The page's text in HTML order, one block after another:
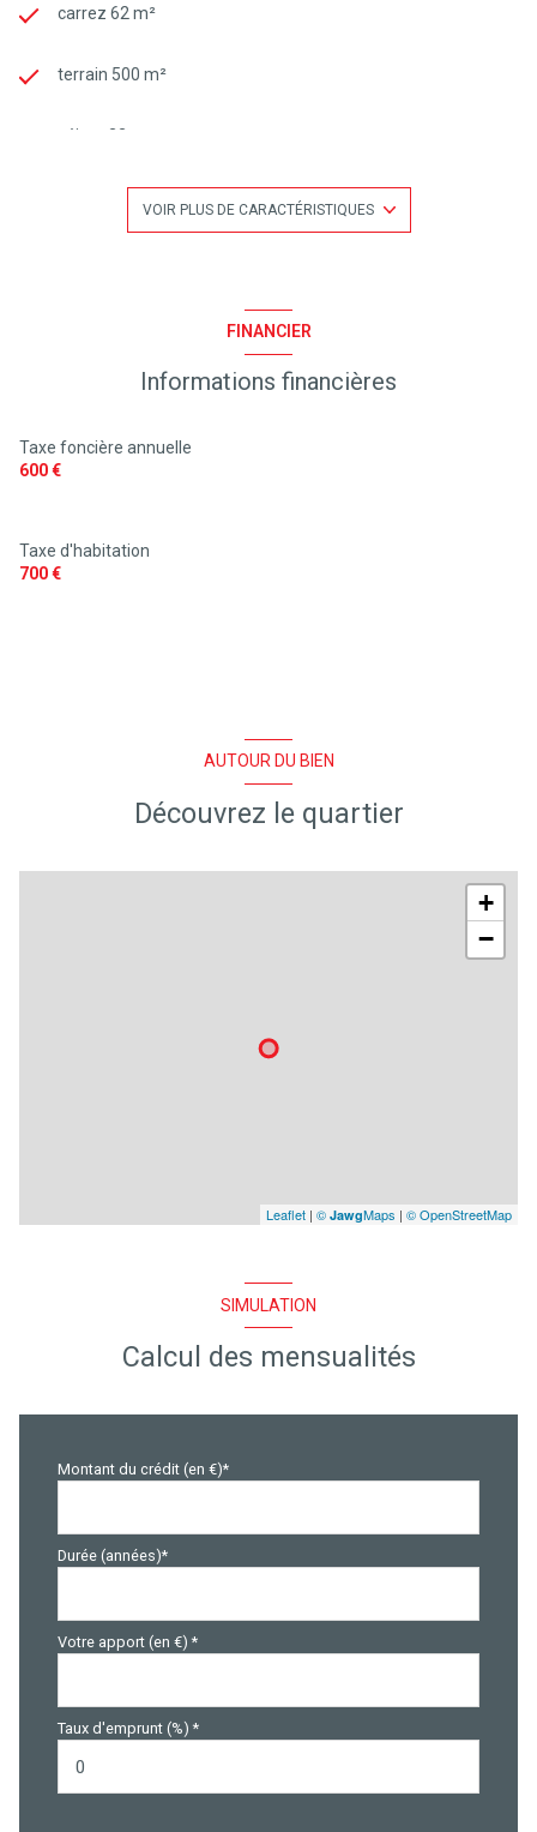
carrez 62 m²
terrain 500 m²
séjour 22 m²
kitchenette (semi-équipée)
Chauffage individuel : radiateur (electrique)
exposition Sud-Ouest
VOIR PLUS DE CARACTÉRISTIQUES
FINANCIER
Informations financières
Taxe foncière annuelle
600 €
Taxe d'habitation
700 €
AUTOUR DU BIEN
Découvrez le quartier
+
−
Leaflet | © JawgMaps | © OpenStreetMap
SIMULATION
Calcul des mensualités
Montant du crédit (en €)*
Durée (années)*
Votre apport (en €) *
Taux d'emprunt (%) *